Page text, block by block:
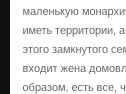
маленькую
иметь территории,
этого замкнутого
входит жена
образом, есть все,